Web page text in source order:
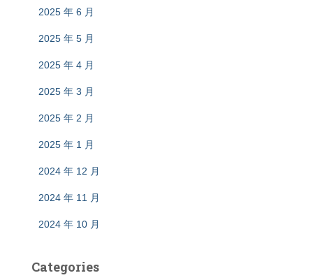
2025 年 6 月
2025 年 5 月
2025 年 4 月
2025 年 3 月
2025 年 2 月
2025 年 1 月
2024 年 12 月
2024 年 11 月
2024 年 10 月
Categories